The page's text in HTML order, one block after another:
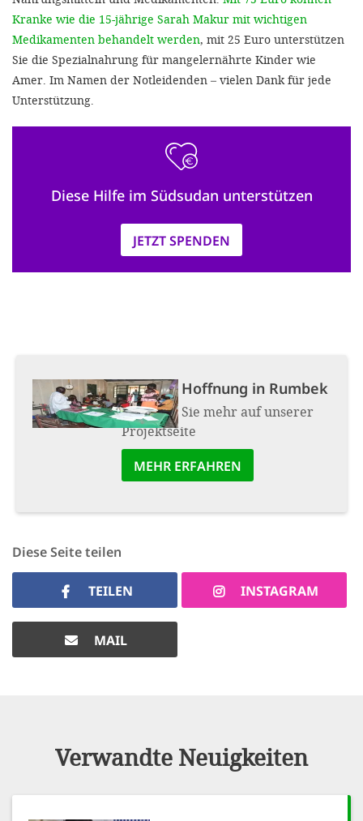
Kranke wie die 15-jährige Sarah Makur mit wichtigen
Medikamenten behandelt werden, mit 25 Euro unterstützen
Sie die Spezialnahrung für mangelernährte Kinder wie
Amer. Im Namen der Notleidenden – vielen Dank für jede
Unterstützung.
Diese Hilfe im Südsudan unterstützen
JETZT SPENDEN
Projekt: Hoffnung in Rumbek
Erfahren Sie mehr auf unserer
Projektseite
MEHR ERFAHREN
Diese Seite teilen
TEILEN INSTAGRAM
MAIL
Verwandte Neuigkeiten